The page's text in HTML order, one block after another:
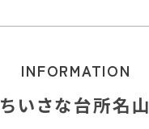
INFORMATION
ちいさな台所名山